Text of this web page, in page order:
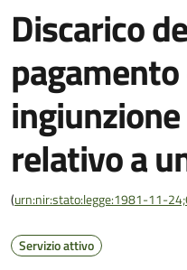
Discarico
relativo a
(urn:nir:stato:legge:1981-11-
Servizio attivo